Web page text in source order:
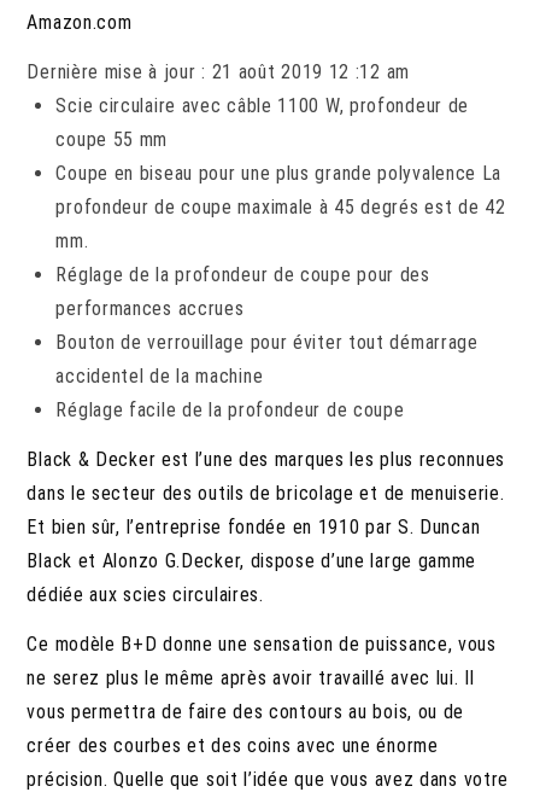
Amazon.com
Dernière mise à jour : 21 août 2019 12 :12 am
Scie circulaire avec câble 1100 W, profondeur de
coupe 55 mm
Coupe en biseau pour une plus grande polyvalence La
profondeur de coupe maximale à 45 degrés est de 42
mm.
Réglage de la profondeur de coupe pour des
performances accrues
Bouton de verrouillage pour éviter tout démarrage
accidentel de la machine
Réglage facile de la profondeur de coupe
Black & Decker est l’une des marques les plus reconnues
dans le secteur des outils de bricolage et de menuiserie.
Et bien sûr, l’entreprise fondée en 1910 par S. Duncan
Black et Alonzo G.Decker, dispose d’une large gamme
dédiée aux scies circulaires.
Ce modèle B+D donne une sensation de puissance, vous
ne serez plus le même après avoir travaillé avec lui. Il
vous permettra de faire des contours au bois, ou de
créer des courbes et des coins avec une énorme
précision. Quelle que soit l’idée que vous avez dans votre